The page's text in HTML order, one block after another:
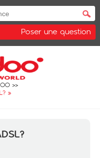
Poser une question
»